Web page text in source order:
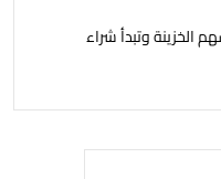
الخزينة وتبدأ شراء